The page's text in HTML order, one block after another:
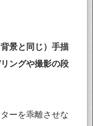
景と同じ）手描
ングや撮影の段
ーを乖離させな